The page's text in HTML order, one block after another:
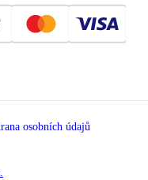
osobních údajů